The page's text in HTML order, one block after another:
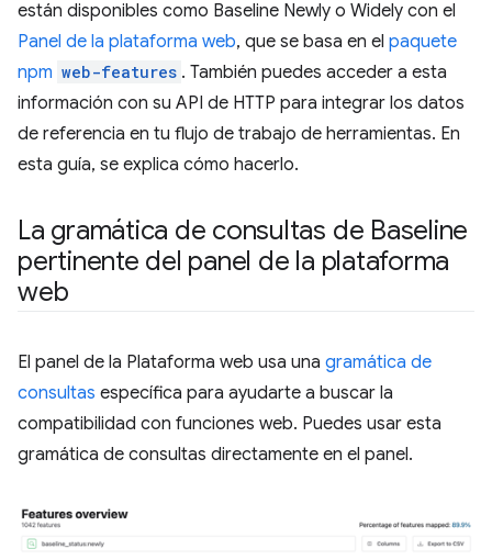
están disponibles como Baseline Newly o Widely con el
Panel de la plataforma web, que se basa en el paquete
npm web-features . También puedes acceder a esta
información con su API de HTTP para integrar los datos
de referencia en tu flujo de trabajo de herramientas. En
esta guía, se explica cómo hacerlo.
La gramática de consultas de Baseline
pertinente del panel de la plataforma
web
El panel de la Plataforma web usa una gramática de
consultas específica para ayudarte a buscar la
compatibilidad con funciones web. Puedes usar esta
gramática de consultas directamente en el panel.